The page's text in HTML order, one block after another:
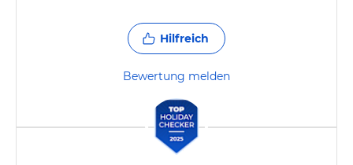
Hilfreich
Bewertung melden